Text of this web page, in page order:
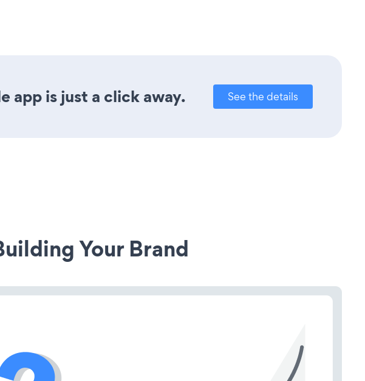
app is just a click away. See the details
Your Brand